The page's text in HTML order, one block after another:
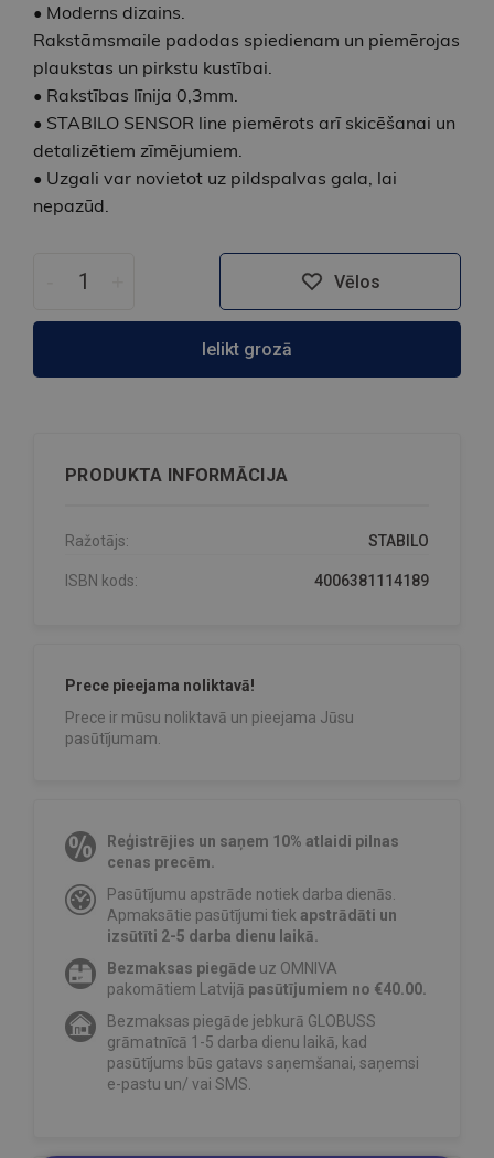
• Moderns dizains.
Rakstāmsmaile padodas spiedienam un piemērojas
plaukstas un pirkstu kustībai.
• Rakstības līnija 0,3mm.
• STABILO SENSOR line piemērots arī skicēšanai un
detalizētiem zīmējumiem.
• Uzgali var novietot uz pildspalvas gala, lai
nepazūd.
Vēlos
Ielikt grozā
PRODUKTA INFORMĀCIJA
Ražotājs: STABILO
ISBN kods: 4006381114189
Prece pieejama noliktavā!
Prece ir mūsu noliktavā un pieejama Jūsu
pasūtījumam.
Reģistrējies un saņem 10% atlaidi pilnas
cenas precēm.
Pasūtījumu apstrāde notiek darba dienās.
Apmaksātie pasūtījumi tiek apstrādāti un
izsūtīti 2-5 darba dienu laikā.
Bezmaksas piegāde uz OMNIVA
pakomātiem Latvijā pasūtījumiem no €40.00.
Bezmaksas piegāde jebkurā GLOBUSS
grāmatnīcā 1-5 darba dienu laikā, kad
pasūtījums būs gatavs saņemšanai, saņemsi
e-pastu un/ vai SMS.